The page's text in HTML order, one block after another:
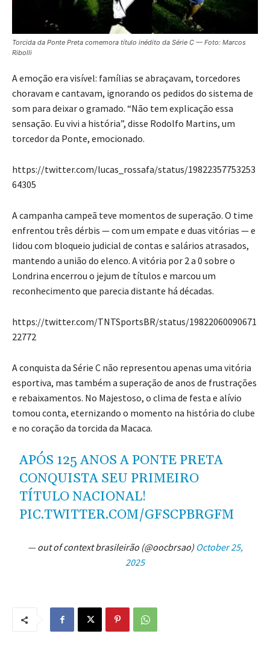
Torcida da Ponte Preta comemora título inédito da Série C — Foto: Marcos
Ribolli
A emoção era visível: famílias se abraçavam, torcedores
choravam e cantavam, ignorando os pedidos do sistema de
som para deixar o gramado. “Não tem explicação essa
sensação. Eu vivi a história”, disse Rodolfo Martins, um
torcedor da Ponte, emocionado.
https://twitter.com/lucas_rossafa/status/19822357753253
64305
A campanha campeã teve momentos de superação. O time
enfrentou três dérbis — com um empate e duas vitórias — e
lidou com bloqueio judicial de contas e salários atrasados,
mantendo a união do elenco. A vitória por 2 a 0 sobre o
Londrina encerrou o jejum de títulos e marcou um
reconhecimento que parecia distante há décadas.
https://twitter.com/TNTSportsBR/status/19822060090671
22772
A conquista da Série C não representou apenas uma vitória
esportiva, mas também a superação de anos de frustrações
e rebaixamentos. No Majestoso, o clima de festa e alívio
tomou conta, eternizando o momento na história do clube
e no coração da torcida da Macaca.
APÓS 125 ANOS A PONTE PRETA
CONQUISTA SEU PRIMEIRO
TÍTULO NACIONAL!
PIC.TWITTER.COM/GFSCPBRGFM
— out of context brasileirão (@oocbrsao) October 25,
2025